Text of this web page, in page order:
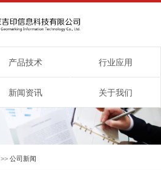
产品技术 行业应用
新闻资讯 关于我们
>>公司新闻